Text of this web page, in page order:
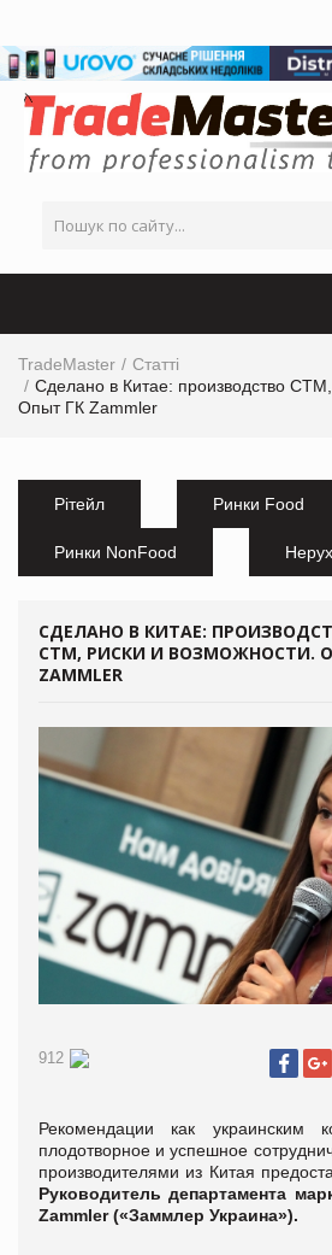
TradeMaster
Статті
Сделано в Китае: производство СТМ,
Опыт ГК Zammler
Рітейл Ринки Food
Ринки NonFood
СДЕЛАНО В КИТАЕ:
СТМ, РИСКИ И ВОЗМОЖНОСТИ.
ZAMMLER
912
Рекомендации как украинским
плодотворное и успешное
производителями из Китая
Руководитель департамента
Zammler («Заммлер Украина»).